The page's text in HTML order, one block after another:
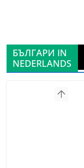
БЪЛГАРИ IN
NEDERLANDS